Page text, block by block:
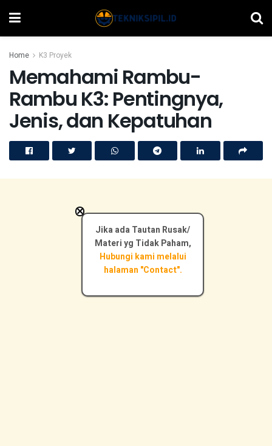
Home K3 Proyek
Memahami Rambu-
Rambu K3: Pentingnya,
Jenis, dan Kepatuhan
Jika ada Tautan Rusak/
Materi yg Tidak Paham,
Hubungi kami melalui
halaman "Contact".
×